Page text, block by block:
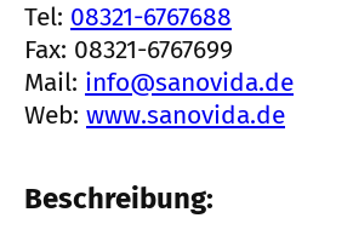
Tel: 08321-6767688
Fax: 08321-6767699
Mail: info@sanovida.de
Web: www.sanovida.de
Beschreibung: